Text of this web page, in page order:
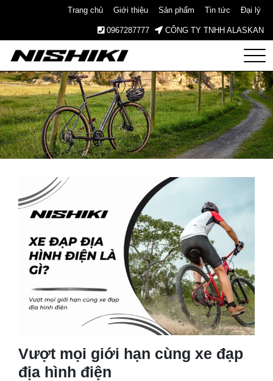
Trang chủ Giới thiệu Sản phẩm Tin tức Đại lý
0967287777 CÔNG TY TNHH ALASKAN
Nishiki
– Xe
Đạp
Nhật
Bản –
Since
1965
Vượt mọi giới hạn cùng xe đạp
địa hình điện